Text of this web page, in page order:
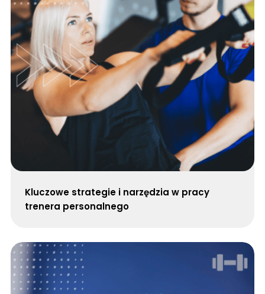
Kluczowe strategie i narzędzia w pracy
trenera personalnego